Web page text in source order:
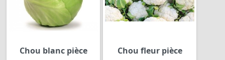
Chou blanc pièce Chou fleur pièce